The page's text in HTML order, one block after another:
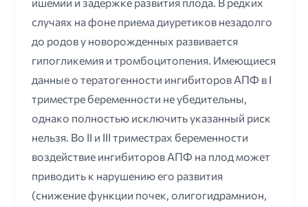
случаях на фоне приема диуретиков незадолго
до родов у новорожденных развивается
гипогликемия и тромбоцитопения. Имеющиеся
данные о тератогенности ингибиторов АПФ в I
триместре беременности не убедительны,
однако полностью исключить указанный риск
нельзя. Во II и III триместрах беременности
воздействие ингибиторов АПФ на плод может
приводить к нарушению его развития
(снижение функции почек, олигогидрамнион,